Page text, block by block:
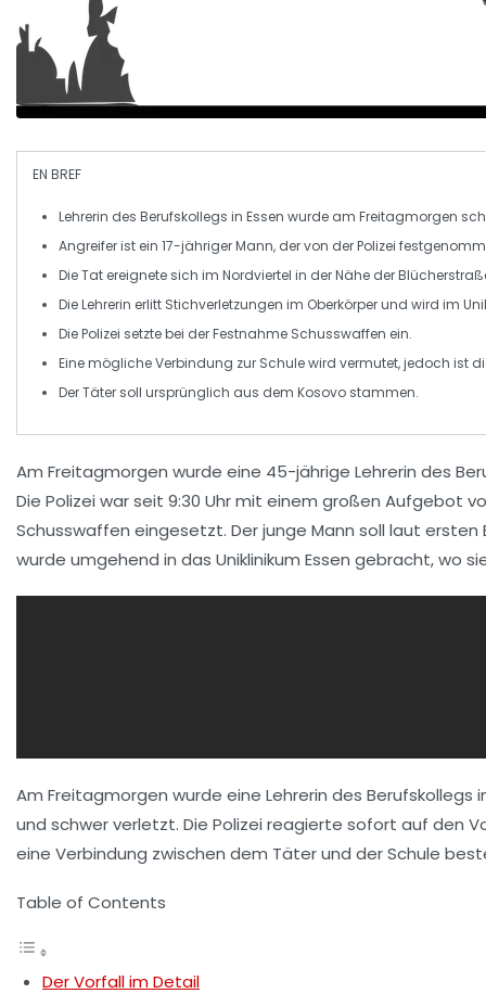
EN BREF
Lehrerin des Berufskollegs in Essen wurde am Freitagmorgen
Angreifer ist ein 17-jährigerMann, der von derPolizei
Die Tat ereignete sich im Nordviertel in der Nähe der
Die Lehrerin erlitt Stichverletzungen im Oberkörper und wird im
DiePolizei setzte bei der Festnahme Schusswaffen ein.
Eine mögliche Verbindung zur Schulewird vermutet, jedoch ist
Der Täter soll ursprünglich aus dem Kosovo stammen.
Am Freitagmorgen wurde eine 45-jährige Lehrerin des
Die Polizei war seit 9:30 Uhr mit einem großen Aufgebot
Schusswaffen eingesetzt. Der junge Mann soll laut
wurde umgehend in das Uniklinikum Essen gebracht, wo
Am Freitagmorgen wurde eine Lehrerin des Berufskollegs
und schwer verletzt. Die Polizei reagierte sofort auf den
eine Verbindung zwischen dem Täterund der Schule
Table of Contents
Der Vorfall im Detail